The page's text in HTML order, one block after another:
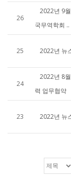
26
2022년 9
국무역학회 ..
25 2022년 뉴
24
2022년 8
력 업무협약
23 2022년 뉴